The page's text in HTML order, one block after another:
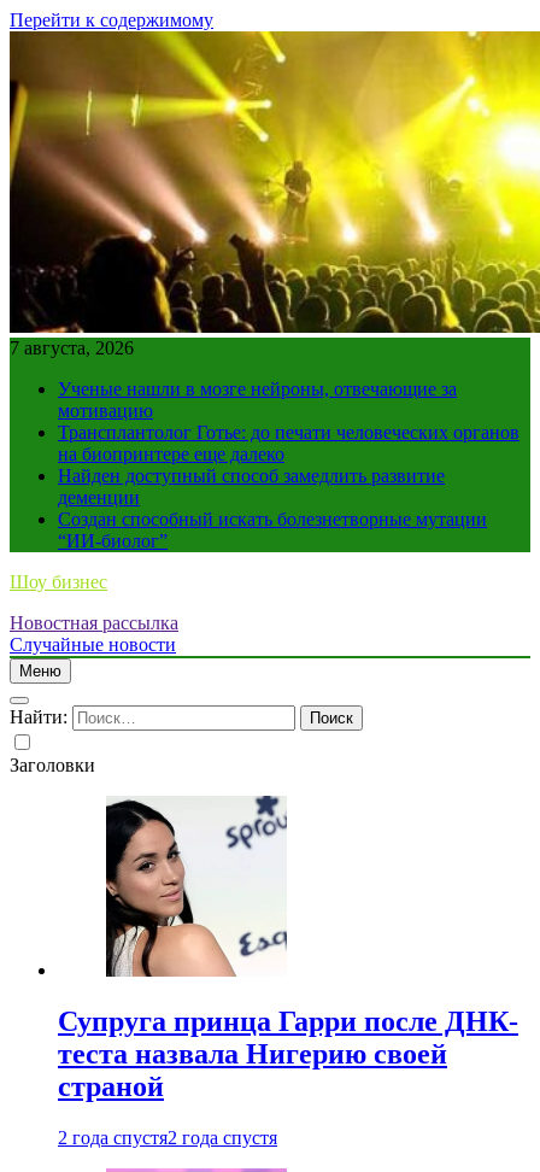
Перейти к содержимому
7 августа, 2026
Ученые нашли в мозге нейроны, отвечающие за
мотивацию
Трансплантолог Готье: до печати человеческих органов
на биопринтере еще далеко
Найден доступный способ замедлить развитие
деменции
Создан способный искать болезнетворные мутации
“ИИ-биолог”
Шоу бизнес
Новостная рассылка
Случайные новости
Меню
Найти:
Заголовки
Супруга принца Гарри после ДНК-
теста назвала Нигерию своей
страной
2 года спустя2 года спустя